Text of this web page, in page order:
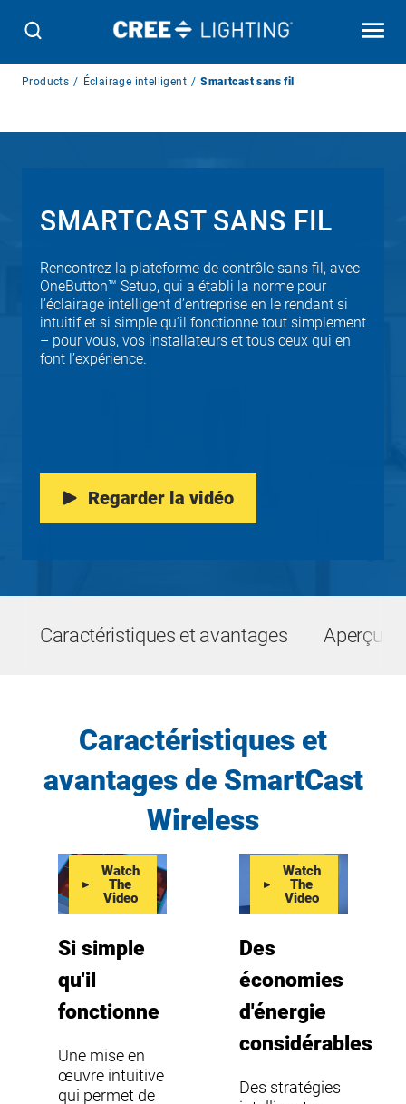
Breadcrumb
Products Éclairage intelligent Smartcast sans fil
SMARTCAST SANS FIL
Rencontrez la plateforme de contrôle sans fil, avec
OneButton™ Setup, qui a établi la norme pour
l’éclairage intelligent d’entreprise en le rendant si
intuitif et si simple qu’il fonctionne tout simplement
– pour vous, vos installateurs et tous ceux qui en
font l’expérience.
Regarder la vidéo
Caractéristiques et avantages Aperçu
Caractéristiques et
avantages de SmartCast
Wireless
Watch
The
Video
Si simple
qu'il
fonctionne
Une mise en
œuvre intuitive
qui permet de
Watch
The
Video
Des
économies
d'énergie
considérables
Des stratégies